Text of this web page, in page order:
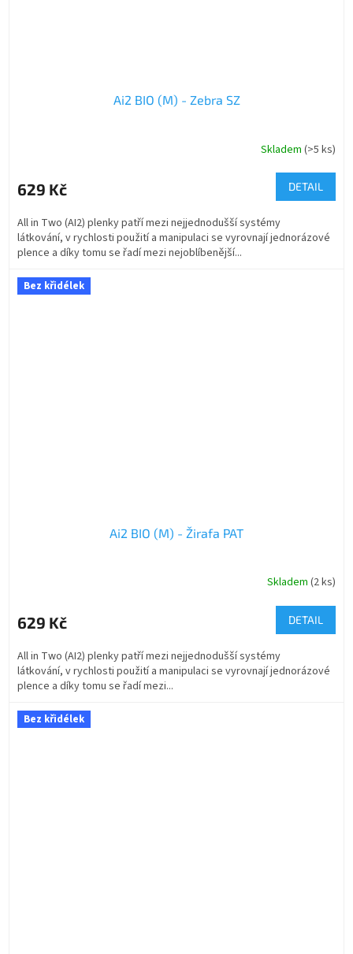
Ai2 BIO (M) - Zebra SZ
Skladem (>5 ks)
629 Kč DETAIL
All in Two (AI2) plenky patří mezi nejjednodušší systémy
látkování, v rychlosti použití a manipulaci se vyrovnají jednorázové
plence a díky tomu se řadí mezi nejoblíbenější...
Bez křidélek
Ai2 BIO (M) - Žirafa PAT
Skladem (2 ks)
629 Kč DETAIL
All in Two (AI2) plenky patří mezi nejjednodušší systémy
látkování, v rychlosti použití a manipulaci se vyrovnají jednorázové
plence a díky tomu se řadí mezi...
Bez křidélek